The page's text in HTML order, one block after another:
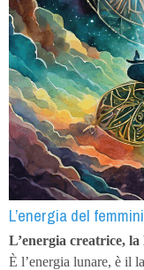
L’energia del
L’energia creatrice,
È l’energia lunare, è il